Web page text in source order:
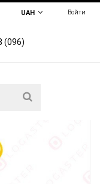
Войти
UAH
(096)